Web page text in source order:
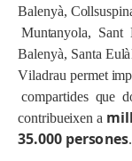
Balenyà, Collsuspin
Muntanyola, Sant
Balenyà, Santa Eulà
Viladrau permet imp
compartides que
contribueixen a mill
35.000 persones.